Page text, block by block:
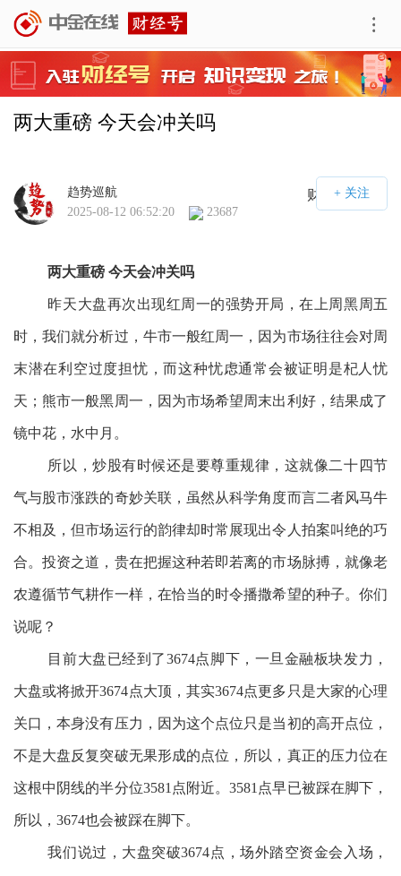
两大重磅 今天会冲关吗
财经号APP
趋势巡航
2025-08-12 06:52:20
23687
两大重磅 今天会冲关吗
昨天大盘再次出现红周一的强势开局，在上周黑周五
时，我们就分析过，牛市一般红周一，因为市场往往会对周
末潜在利空过度担忧，而这种忧虑通常会被证明是杞人忧
天；熊市一般黑周一，因为市场希望周末出利好，结果成了
镜中花，水中月。
所以，炒股有时候还是要尊重规律，这就像二十四节
气与股市涨跌的奇妙关联，虽然从科学角度而言二者风马牛
不相及，但市场运行的韵律却时常展现出令人拍案叫绝的巧
合。投资之道，贵在把握这种若即若离的市场脉搏，就像老
农遵循节气耕作一样，在恰当的时令播撒希望的种子。你们
说呢？
目前大盘已经到了3674点脚下，一旦金融板块发力，
大盘或将掀开3674点大顶，其实3674点更多只是大家的心理
关口，本身没有压力，因为这个点位只是当初的高开点位，
不是大盘反复突破无果形成的点位，所以，真正的压力位在
这根中阴线的半分位3581点附近。3581点早已被踩在脚下，
所以，3674也会被踩在脚下。
我们说过，大盘突破3674点，场外踏空资金会入场，